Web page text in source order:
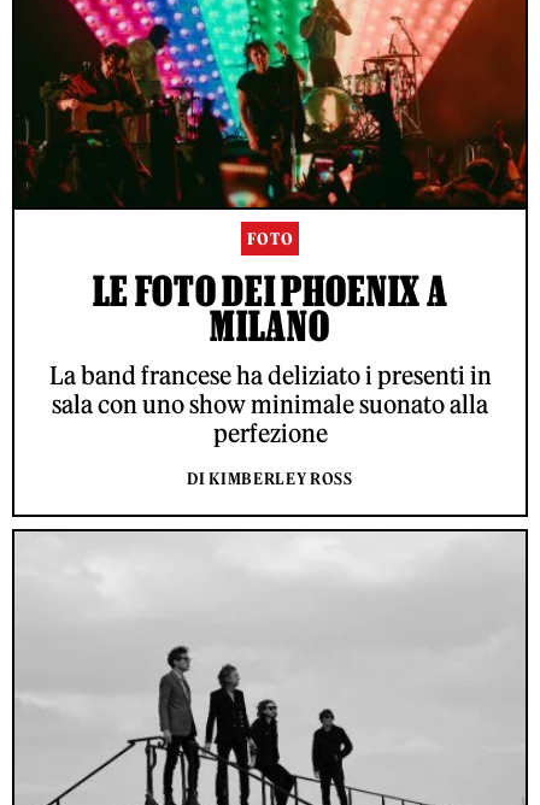
FOTO
LE FOTO DEI PHOENIX A
MILANO
La band francese ha deliziato i presenti in
sala con uno show minimale suonato alla
perfezione
DI KIMBERLEY ROSS